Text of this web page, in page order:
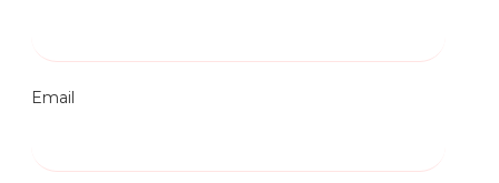
Email